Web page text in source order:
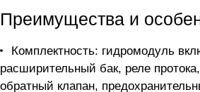
Преимущества и
Комплектность: гидромодуль
расширительный бак, реле
обратный клапан,